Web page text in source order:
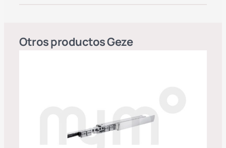
Otros productosGeze